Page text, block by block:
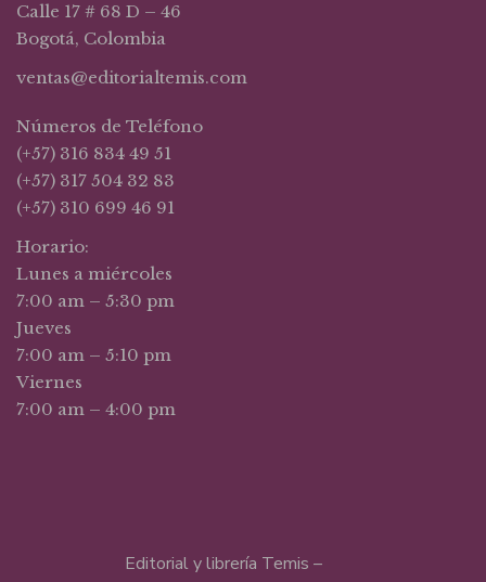
Calle 17 # 68 D – 46
Bogotá, Colombia
ventas@editorialtemis.com
Números de Teléfono
(+57) 316 834 49 51
(+57) 317 504 32 83
(+57) 310 699 46 91
Horario:
Lunes a miércoles
7:00 am – 5:30 pm
Jueves
7:00 am – 5:10 pm
Viernes
7:00 am – 4:00 pm
Editorial y librería Temis –